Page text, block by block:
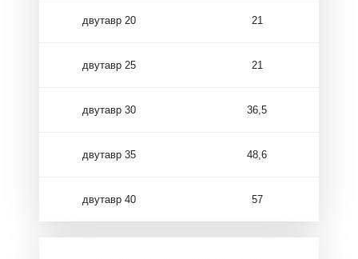
двутавр 20 21
двутавр 25 21
двутавр 30 36,5
двутавр 35 48,6
двутавр 40 57